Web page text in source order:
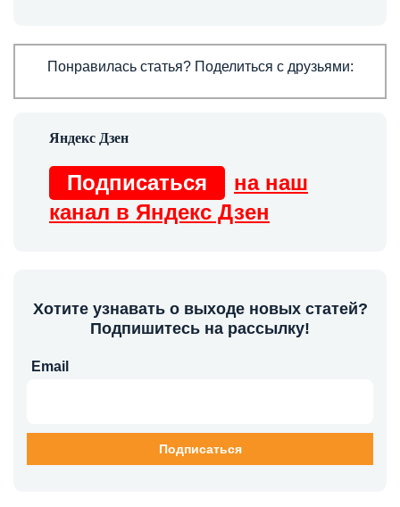
Понравилась статья? Поделиться с друзьями:
Подписаться
на наш
канал в Яндекс Дзен
Хотите узнавать о выходе новых статей?
Подпишитесь на рассылку!
Email